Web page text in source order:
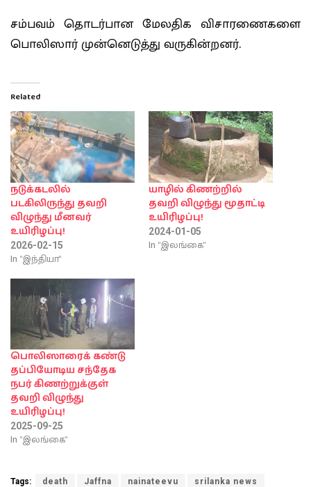
சம்பவம் தொடர்பான மேலதிக விசாரணைகளை
பொலிஸார் முன்னெடுத்து வருகின்றனர்.
Related
நடுக்கடலில்
படகிலிருந்து தவறி
விழுந்து மீனவர்
உயிரிழப்பு!
2026-02-15
In "இந்தியா"
யாழில் கிணற்றில்
தவறி விழுந்து மூதாட்டி
உயிரிழப்பு!
2024-01-05
In "இலங்கை"
பொலிஸாரைக் கண்டு
தப்பியோடிய சந்தேக
நபர் கிணற்றுக்குள்
தவறி விழுந்து
உயிரிழப்பு!
2025-09-25
In "இலங்கை"
Tags: death Jaffna nainateevu srilanka news